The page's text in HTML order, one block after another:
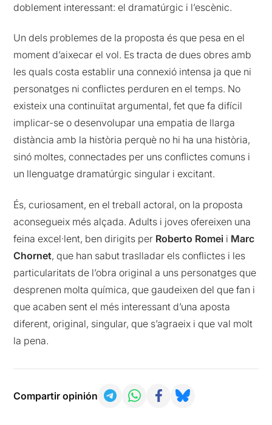
doblement interessant: el dramatúrgic i l’escènic.
Un dels problemes de la proposta és que pesa en el
moment d’aixecar el vol. Es tracta de dues obres amb
les quals costa establir una connexió intensa ja que ni
personatges ni conflictes perduren en el temps. No
existeix una continuïtat argumental, fet que fa difícil
implicar-se o desenvolupar una empatia de llarga
distància amb la història perquè no hi ha una història,
sinó moltes, connectades per uns conflictes comuns i
un llenguatge dramatúrgic singular i excitant.
És, curiosament, en el treball actoral, on la proposta
aconsegueix més alçada. Adults i joves ofereixen una
feina excel·lent, ben dirigits per Roberto Romei i Marc
Chornet, que han sabut traslladar els conflictes i les
particularitats de l’obra original a uns personatges que
desprenen molta química, que gaudeixen del que fan i
que acaben sent el més interessant d’una aposta
diferent, original, singular, que s’agraeix i que val molt
la pena.
Compartir opinión